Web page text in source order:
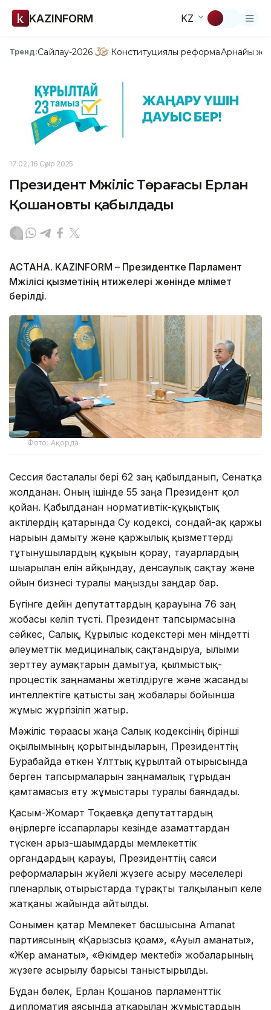
KAZINFORM KZ
Тренд:Сайлау-2026 Конституциялық реформаАрнайы
17:02, 16 Сәуір 2025
Президент Мәжіліс Төрағасы Ерлан
Қошановты қабылдады
АСТАНА. KAZINFORM – Президентке Парламент
Мәжілісі қызметінің нәтижелері жөнінде мәлімет
берілді.
Фото: Ақорда
Сессия басталғалы бері 62 заң қабылданып, Сенатқа
жолданған. Оның ішінде 55 заңға Президент қол
қойған. Қабылданған нормативтік-құқықтық
актілердің қатарында Су кодексі, сондай-ақ қаржы
нарығын дамыту және қаржылық қызметтерді
тұтынушылардың құқығын қорғау, тауарлардың
шығарылған елін айқындау, денсаулық сақтау және
ойын бизнесі туралы маңызды заңдар бар.
Бүгінге дейін депутаттардың қарауына 76 заң
жобасы келіп түсті. Президент тапсырмасына
сәйкес, Салық, Құрылыс кодекстері мен міндетті
әлеуметтік медициналық сақтандыруға, ғылыми
зерттеу аумақтарын дамытуға, қылмыстық-
процестік заңнаманы жетілдіруге және жасанды
интеллектіге қатысты заң жобалары бойынша
жұмыс жүргізіліп жатыр.
Мәжіліс төрағасы жаңа Салық кодексінің бірінші
оқылымының қорытындыларын, Президенттің
Бурабайда өткен Ұлттық құрылтай отырысында
берген тапсырмаларын заңнамалық тұрғыдан
қамтамасыз ету жұмыстары туралы баяндады.
Қасым-Жомарт Тоқаевқа депутаттардың
өңірлерге іссапарлары кезінде азаматтардан
түскен арыз-шағымдарды мемлекеттік
органдардың қарауы, Президенттің саяси
реформаларын жүйелі жүзеге асыру мәселелері
пленарлық отырыстарда тұрақты талқыланып келе
жатқаны жайында айтылды.
Сонымен қатар Мемлекет басшысына Amanat
партиясының «Қарызсыз қоғам», «Ауыл аманаты»,
«Жер аманаты», «Әкімдер мектебі» жобаларының
жүзеге асырылу барысы таныстырылды.
Бұдан бөлек, Ерлан Қошанов парламенттік
дипломатия аясында атқарылған жұмыстардың